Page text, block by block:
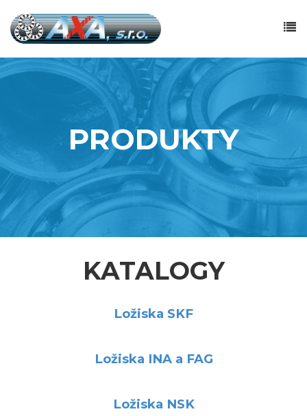
PRODUKTY
KATALOGY
Ložiska SKF
Ložiska INA a FAG
Ložiska NSK